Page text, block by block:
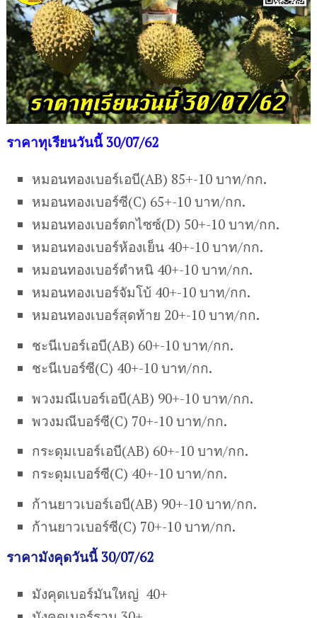
ราคาทุเรียนวันนี้ 30/07/62
หมอนทองเบอร์เอบี(AB) 85+-10 บาท/กก.
หมอนทองเบอร์ซี(C) 65+-10 บาท/กก.
หมอนทองเบอร์ตกไซซ์(D) 50+-10 บาท/กก.
หมอนทองเบอร์ห้องเย็น 40+-10 บาท/กก.
หมอนทองเบอร์ตำหนิ 40+-10 บาท/กก.
หมอนทองเบอร์จัมโบ้ 40+-10 บาท/กก.
หมอนทองเบอร์สุดท้าย 20+-10 บาท/กก.
ชะนีเบอร์เอบี(AB) 60+-10 บาท/กก.
ชะนีเบอร์ซี(C) 40+-10 บาท/กก.
พวงมณีเบอร์เอบี(AB) 90+-10 บาท/กก.
พวงมณีบอร์ซี(C) 70+-10 บาท/กก.
กระดุมเบอร์เอบี(AB) 60+-10 บาท/กก.
กระดุมเบอร์ซี(C) 40+-10 บาท/กก.
ก้านยาวเบอร์เอบี(AB) 90+-10 บาท/กก.
ก้านยาวเบอร์ซี(C) 70+-10 บาท/กก.
ราคามังคุดวันนี้ 30/07/62
มังคุดเบอร์มันใหญ่ 40+